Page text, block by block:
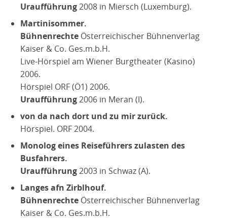
Uraufführung2008 in Miersch (Luxemburg).
Martinisommer.
Bühnenrechte Österreichischer Bühnenverlag
Kaiser & Co. Ges.m.b.H.
Live-Hörspiel am Wiener Burgtheater (Kasino)
2006.
Hörspiel ORF (Ö1) 2006.
Uraufführung2006 in Meran (I).
von da nach dort und zu mir zurück.
Hörspiel. ORF 2004.
Monolog eines Reiseführers zulasten des
Busfahrers.
Uraufführung2003 in Schwaz (A).
Langes afn Zirblhouf.
Bühnenrechte Österreichischer Bühnenverlag
Kaiser & Co. Ges.m.b.H.